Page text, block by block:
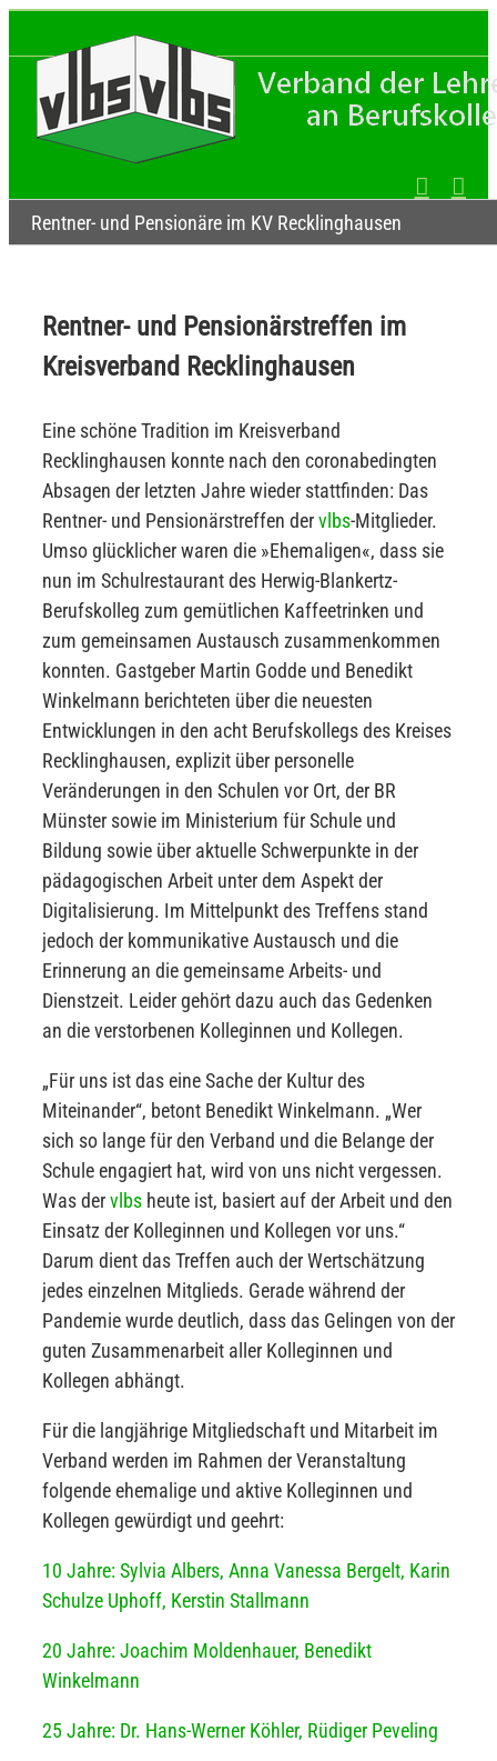
Inhalt
Rentner- und Pensionäre im KV Recklinghausen
Rentner- und Pensionärstreffen im
Kreisverband Recklinghausen
Eine schöne Tradition im Kreisverband
Recklinghausen konnte nach den coronabedingten
Absagen der letzten Jahre wieder stattfinden: Das
Rentner- und Pensionärstreffen dervlbs-Mitglieder.
Umso glücklicher waren die »Ehemaligen«, dass sie
nun im Schulrestaurant des Herwig-Blankertz-
Berufskolleg zum gemütlichen Kaffeetrinken und
zum gemeinsamen Austausch zusammenkommen
konnten. Gastgeber Martin Godde und Benedikt
Winkelmann berichteten über die neuesten
Entwicklungen in den acht Berufskollegs des Kreises
Recklinghausen, explizit über personelle
Veränderungen in den Schulen vor Ort, der BR
Münster sowie im Ministerium für Schule und
Bildung sowie über aktuelle Schwerpunkte in der
pädagogischen Arbeit unter dem Aspekt der
Digitalisierung. Im Mittelpunkt des Treffens stand
jedoch der kommunikative Austausch und die
Erinnerung an die gemeinsame Arbeits- und
Dienstzeit. Leider gehört dazu auch das Gedenken
an die verstorbenen Kolleginnen und Kollegen.
„Für uns ist das eine Sache der Kultur des
Miteinander“, betont Benedikt Winkelmann. „Wer
sich so lange für den Verband und die Belange der
Schule engagiert hat, wird von uns nicht vergessen.
Was dervlbsheute ist, basiert auf der Arbeit und den
Einsatz der Kolleginnen und Kollegen vor uns.“
Darum dient das Treffen auch der Wertschätzung
jedes einzelnen Mitglieds. Gerade während der
Pandemie wurde deutlich, dass das Gelingen von der
guten Zusammenarbeit aller Kolleginnen und
Kollegen abhängt.
Für die langjährige Mitgliedschaft und Mitarbeit im
Verband werden im Rahmen der Veranstaltung
folgende ehemalige und aktive Kolleginnen und
Kollegen gewürdigt und geehrt:
10 Jahre: Sylvia Albers, Anna Vanessa Bergelt, Karin
Schulze Uphoff, Kerstin Stallmann
20 Jahre: Joachim Moldenhauer, Benedikt
Winkelmann
25 Jahre: Dr. Hans-Werner Köhler, Rüdiger Peveling